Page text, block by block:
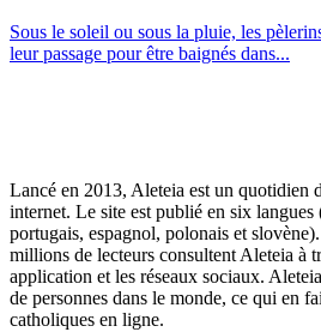
Sous le soleil ou sous la pluie, les
leur passage pour être baignés dans...
Lancé en 2013, Aleteia est un quotidien
internet. Le site est publié en six langues
portugais, espagnol, polonais et
millions de lecteurs consultent Aleteia à
application et les réseaux sociaux.
de personnes dans le monde, ce qui en
catholiques en ligne.